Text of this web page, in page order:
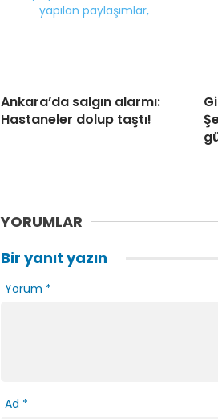
Ankara’da salgın alarmı:
Hastaneler dolup taştı!
YORUMLAR
Bir yanıt yazın
Yorum *
Ad *